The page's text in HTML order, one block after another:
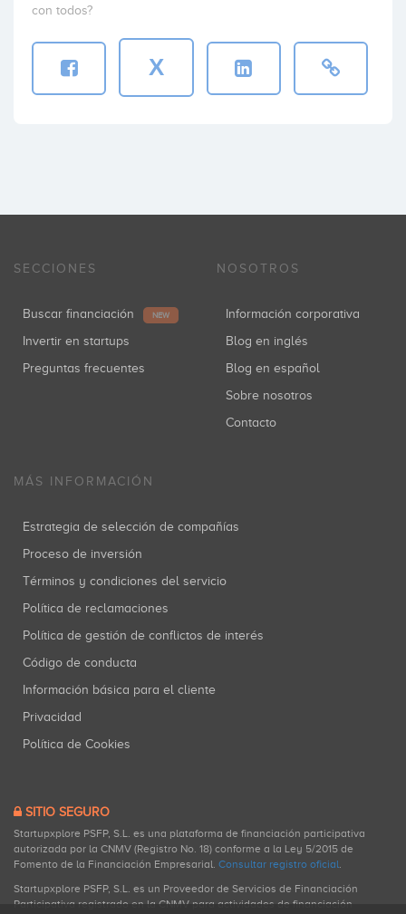
con todos?
X
SECCIONES
Buscar financiación NEW
Invertir en startups
Preguntas frecuentes
NOSOTROS
Información corporativa
Blog en inglés
Blog en español
Sobre nosotros
Contacto
MÁS INFORMACIÓN
Estrategia de selección de compañías
Proceso de inversión
Términos y condiciones del servicio
Política de reclamaciones
Política de gestión de conflictos de interés
Código de conducta
Información básica para el cliente
Privacidad
Política de Cookies
SITIO SEGURO
Startupxplore PSFP, S.L. es una plataforma de financiación participativa
autorizada por la CNMV (Registro No. 18) conforme a la Ley 5/2015 de
Fomento de la Financiación Empresarial. Consultar registro oficial.
Startupxplore PSFP, S.L. es un Proveedor de Servicios de Financiación
Participativa registrado en la CNMV para actividades de financiación